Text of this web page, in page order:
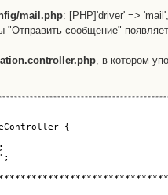
div>
к заказу:</div>
mail.php: [PHP]'driver' =>
"Отправить сообщение"
, в котором
{